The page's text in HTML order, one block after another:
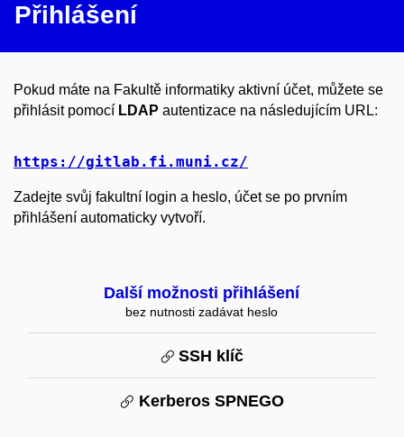
Přihlášení
Pokud máte na Fakultě informatiky aktivní účet, můžete se
přihlásit pomocí LDAP autentizace na následujícím URL:
https://gitlab.fi.muni.cz/
Zadejte svůj fakultní login a heslo, účet se po prvním
přihlášení automaticky vytvoří.
Další možnosti přihlášení
bez nutnosti zadávat heslo
SSH klíč
Kerberos SPNEGO